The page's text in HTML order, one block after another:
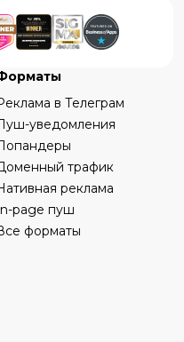
в Телеграм
уведомления
трафик
реклама
page пуш
форматы